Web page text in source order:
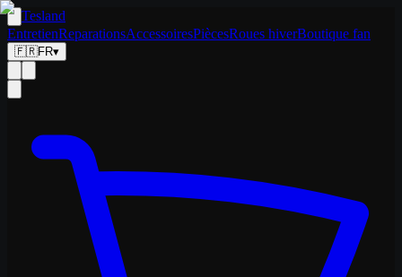
Tesland
EntretienReparationsAccessoiresPiècesRoues hiverBoutique fan
🇫🇷FR▾